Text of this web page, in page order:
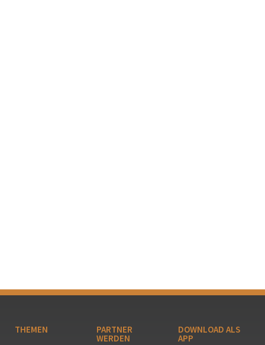
THEMEN PARTNER
WERDEN
DOWNLOAD ALS
APP